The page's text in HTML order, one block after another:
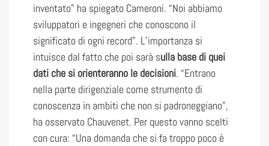
inventato” ha spiegato Cameroni. “Noi abbiamo
sviluppatori e ingegneri che conoscono il
significato di ogni record”. L’importanza si
intuisce dal fatto che poi sarà sulla base di quei
dati che si orienteranno le decisioni. “Entrano
nella parte dirigenziale come strumento di
conoscenza in ambiti che non si padroneggiano”,
ha osservato Chauvenet. Per questo vanno scelti
con cura: “Una domanda che si fa troppo poco è